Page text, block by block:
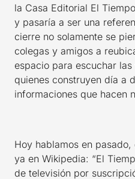
la Casa Editorial El
y pasaría a ser una
cierre no solamente se
colegas y amigos a
espacio para escuchar
quienes construyen día a
informaciones que hacen
Hoy hablamos en
ya en Wikipedia: “El
de televisión por